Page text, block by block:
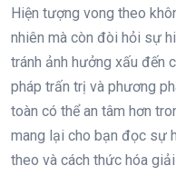
Hiện tượng vong theo
nhiên mà còn đòi hỏi sự
tránh ảnh hưởng xấu đến
pháp trấn trị và phương
toàn có thể an tâm hơn
mang lại cho bạn đọc sự
theo và cách thức hóa giải